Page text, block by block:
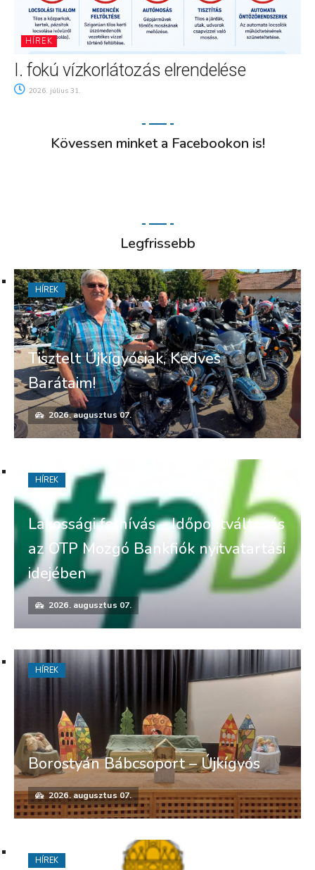
HÍREK
I. fokú vízkorlátozás elrendelése
2026. július 31.
Kövessen minket a Facebookon is!
Legfrissebb
Tisztelt Újkígyósiak, Kedves
Barátaim!
2026. augusztus 07.
HÍREK
Lakossági felhívás – Időpontváltozás
az OTP Mozgó Bankfiók nyitvatartási
idejében
2026. augusztus 07.
HÍREK
Borostyán Bábcsoport – Újkígyós
2026. augusztus 07.
HÍREK
HÍREK